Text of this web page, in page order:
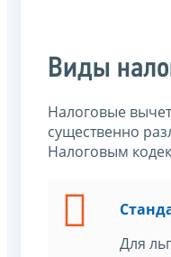
Виды
Налоговые
существенно
Налоговым
Для